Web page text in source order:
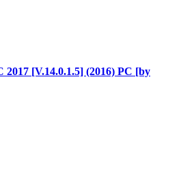
[V.14.0.1.5] (2016) PC [by